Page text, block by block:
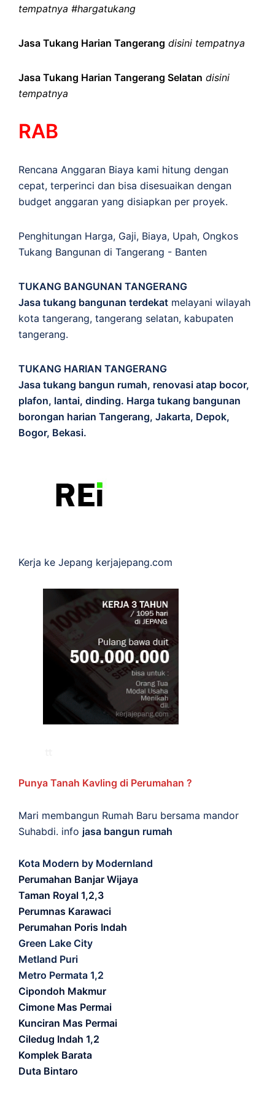
tempatnya #hargatukang
Jasa Tukang Harian Tangerang disini tempatnya
Jasa Tukang Harian Tangerang Selatan disini
tempatnya
RAB
Rencana Anggaran Biaya kami hitung dengan
cepat, terperinci dan bisa disesuaikan dengan
budget anggaran yang disiapkan per proyek.
Penghitungan Harga, Gaji, Biaya, Upah, Ongkos
Tukang Bangunan di Tangerang - Banten
TUKANG BANGUNAN TANGERANG
Jasa tukang bangunan terdekat melayani wilayah
kota tangerang, tangerang selatan, kabupaten
tangerang.
TUKANG HARIAN TANGERANG
Jasa tukang bangun rumah, renovasi atap bocor,
plafon, lantai, dinding. Harga tukang bangunan
borongan harian Tangerang, Jakarta, Depok,
Bogor, Bekasi.
Kerja ke Jepang kerjajepang.com
Punya Tanah Kavling di Perumahan ?
Mari membangun Rumah Baru bersama mandor
Suhabdi. info jasa bangun rumah
Kota Modern by Modernland
Perumahan Banjar Wijaya
Taman Royal 1,2,3
Perumnas Karawaci
Perumahan Poris Indah
Green Lake City
Metland Puri
Metro Permata 1,2
Cipondoh Makmur
Cimone Mas Permai
Kunciran Mas Permai
Ciledug Indah 1,2
Komplek Barata
Duta Bintaro